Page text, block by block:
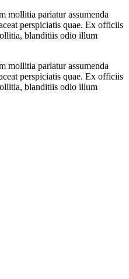
mollitia pariatur assumenda
perspiciatis quae. Ex officiis
blanditiis odio illum
mollitia pariatur assumenda
perspiciatis quae. Ex officiis
blanditiis odio illum